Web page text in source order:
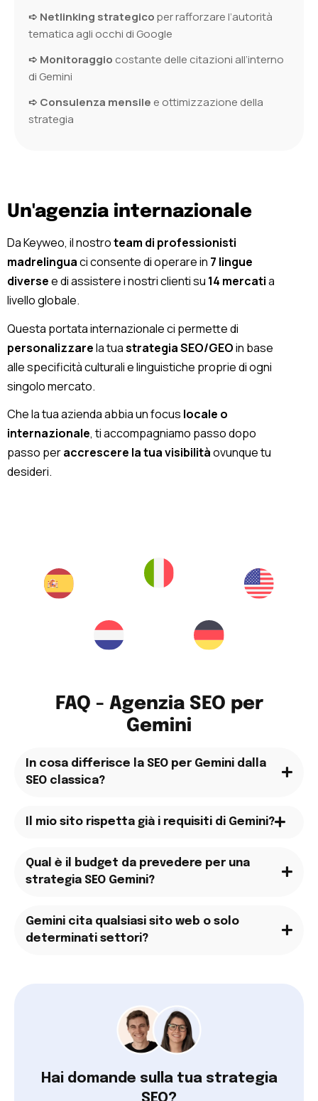
➪ Netlinking strategicoper rafforzare l’autorità
tematica agli occhi di Google
➪ Monitoraggio costante delle citazioni all’interno
di Gemini
➪ Consulenza mensile e ottimizzazione della
strategia
Un'agenzia internazionale
Da Keyweo, il nostroteam di professionisti
madrelinguaci consente di operare in 7 lingue
diversee di assistere i nostri clienti su 14 mercatia
livello globale.
Questa portata internazionale ci permette di
personalizzarela tuastrategia SEO/GEOin base
alle specificità culturali e linguistiche proprie di ogni
singolo mercato.
Che la tua azienda abbia un focus locale o
internazionale, ti accompagniamo passo dopo
passo peraccrescere la tua visibilitàovunque tu
desideri.
Hai domande sulla tua strategia
FAQ - Agenzia SEO per
Gemini
In cosa differisce la SEO per Gemini dalla
SEO classica?
Il mio sito rispetta già i requisiti di Gemini?
Qual è il budget da prevedere per una
strategia SEO Gemini?
Gemini cita qualsiasi sito web o solo
determinati settori?